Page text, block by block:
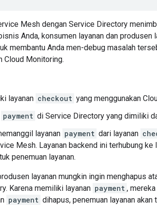
Mesh dengan Service Directory
Anda, konsumen layanan dan
membantu Anda men-debug masalah
Cloud Monitoring.
layanan checkout yang menggunakan
payment di Service Directory yang dimiliki
layanan payment dari layanan
Mesh. Layanan backend ini terhubung ke
penemuan layanan.
layanan mungkin ingin menghapus
Karena memiliki layanan payment ,
payment dihapus, penemuan layanan akan